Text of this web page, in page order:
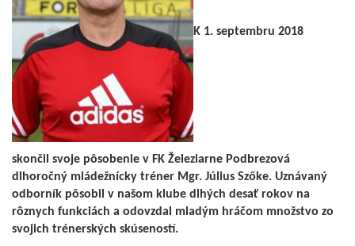
K 1. septembru 2018
skončil svoje pôsobenie v FK Železiarne Podbrezová
dlhoročný mládežnícky tréner Mgr. Július Szőke. Uznávaný
odborník pôsobil v našom klube dlhých desať rokov na
rôznych funkciách a odovzdal mladým hráčom množstvo zo
svojich trénerských skúseností.